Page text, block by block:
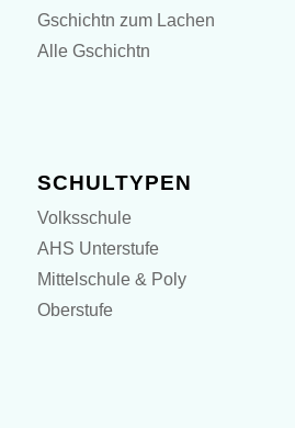
Gschichtn zum Lachen
Alle Gschichtn
SCHULTYPEN
Volksschule
AHS Unterstufe
Mittelschule & Poly
Oberstufe